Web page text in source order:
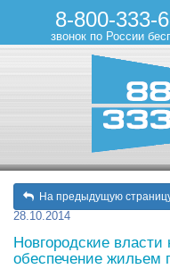
8-800-333-
звонок по России
На предыдущую
28.10.2014
Новгородские
обеспечение жильем